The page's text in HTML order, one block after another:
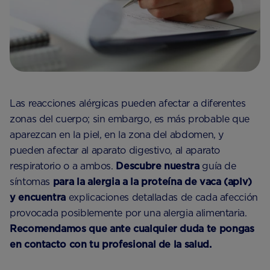
Las reacciones alérgicas pueden afectar a diferentes
zonas del cuerpo; sin embargo, es más probable que
aparezcan en la piel, en la zona del abdomen, y
pueden afectar al aparato digestivo, al aparato
respiratorio o a ambos. Descubre nuestraguía de
síntomas para la alergia a la proteína de vaca (aplv)
y encuentra explicaciones detalladas de cada afección
provocada posiblemente por una alergia alimentaria.
Recomendamos que ante cualquier duda te pongas
en contacto con tu profesional de la salud.